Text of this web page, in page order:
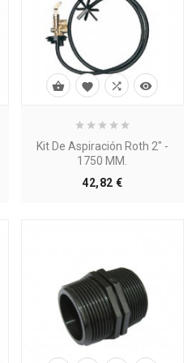
Kit De Aspiración Roth 2" -
1750 MM.
42,82 €Precio
   